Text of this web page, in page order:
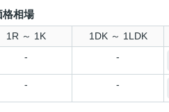
格相場
1R ～ 1K 1DK ～ 1LDK
- -
- -